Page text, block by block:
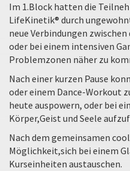
Im 1.Block hatten die
LifeKinetik® durch
neue Verbindungen
oder bei einem intensiven
Problemzonen näher zu
Nach einer kurzen Pause
oder einem Dance-Workout
heute auspowern, oder bei
Körper,Geist und Seele
Nach dem gemeinsamen
Möglichkeit,sich bei einem
Kurseinheiten austauschen.